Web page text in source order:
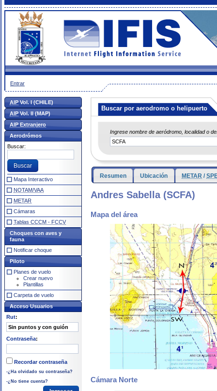
Entrar
Buscar por aerodromo o helipuerto
Ingrese nombre de aeródromo, localidad o
Resumen Ubicación METAR /
Andres Sabella (SCFA)
Mapa del área
Cámara Norte
AIPVol. I (CHILE)
AIPVol. II (MAP)
AIP Extranjero
Aerodrómos
Buscar:
Mapa Interactivo
NOTAM/VAA
METAR
Cámaras
Tablas CCCM - FCCV
Choques con aves y
fauna
Notificar choque
Piloto
Planes de vuelo
Crear nuevo
Plantillas
Carpeta de vuelo
Acceso Usuarios
Rut:
Contraseña:
Recordar contraseña
-¿Ha olvidado su contraseña?
-¿No tiene cuenta?